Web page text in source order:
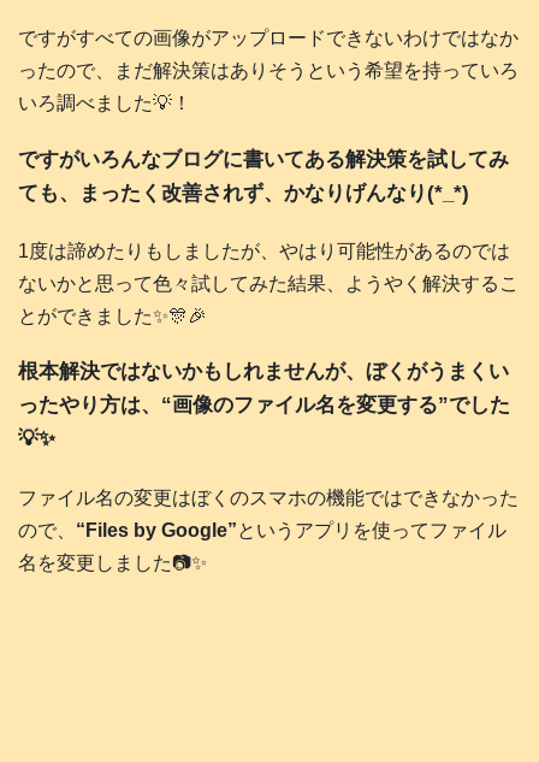
ですがすべての画像がアップロードできないわけではなか
ったので、まだ解決策はありそうという希望を持っていろ
いろ調べました💡！
ですがいろんなブログに書いてある解決策を試してみ
ても、まったく改善されず、かなりげんなり(*_*)
1度は諦めたりもしましたが、やはり可能性があるのでは
ないかと思って色々試してみた結果、ようやく解決するこ
とができました✨🎊🎉
根本解決ではないかもしれませんが、ぼくがうまくい
ったやり方は、“画像のファイル名を変更する”でした
💡✨
ファイル名の変更はぼくのスマホの機能ではできなかった
ので、 “Files by Google”というアプリを使ってファイル
名を変更しました📷️✨